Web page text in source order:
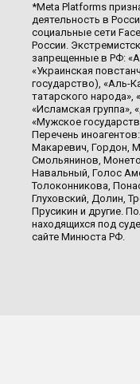
*Meta Platforms
деятельность в
социальные сети
России.
запрещенные в РФ:
«Украинская
государство), «Аль-
татарского народа»,
«Исламская группа»,
«Мужское
Перечень
Макаревич, Гордон,
Смольянинов,
Навальный, Голос
Толоконникова,
Глуховский, Долин,
Прусикин и другие.
находящихся под
сайте Минюста РФ.